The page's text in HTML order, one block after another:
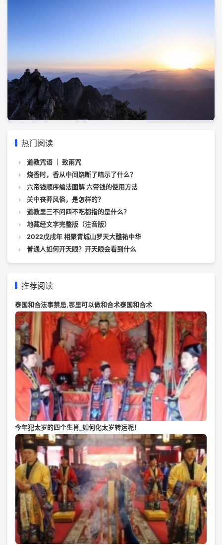
热门阅读
道教咒语 ｜ 致雨咒
烧香时，香从中间烧断了暗示了什么？
六帝钱顺序编法图解 六帝钱的使用方法
关中丧葬风俗，是怎样的？
道教里三不问四不吃都指的是什么？
地藏经文字完整版（注音版）
2022戊戌年 相聚青城山罗天大醮祐中华
普通人如何开天眼？开天眼会看到什么
推荐阅读
泰国和合法事禁忌,哪里可以做和合术泰国和合术
今年犯太岁的四个生肖_如何化太岁转运呢！